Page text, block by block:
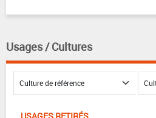
Usages / Cultures
USAGES RETIRÉS